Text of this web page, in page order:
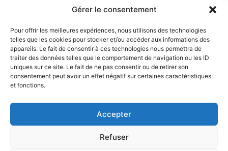
Gérer le consentement
Pour offrir les meilleures expériences, nous utilisons des technologies
telles que les cookies pour stocker et/ou accéder aux informations des
appareils. Le fait de consentir à ces technologies nous permettra de
traiter des données telles que le comportement de navigation ou les ID
uniques sur ce site. Le fait de ne pas consentir ou de retirer son
consentement peut avoir un effet négatif sur certaines caractéristiques
et fonctions.
Accepter
Refuser
Conditions générales
Politique de confidentialité